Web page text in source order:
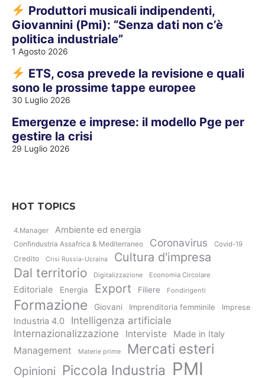
Produttori musicali indipendenti,
Giovannini (Pmi): “Senza dati non c’è
politica industriale”
1 Agosto 2026
ETS, cosa prevede la revisione e quali
sono le prossime tappe europee
30 Luglio 2026
Emergenze e imprese: il modello Pge per
gestire la crisi
29 Luglio 2026
HOT TOPICS
4.Manager Ambiente ed energia
Confindustria Assafrica & Mediterraneo Coronavirus Covid-19
Credito Crisi Russia-Ucraina Cultura d'impresa
Dal territorio Digitalizzazione Economia Circolare
Editoriale Energia Export Filiere Fondirigenti
Formazione Giovani Imprenditoria femminile Imprese
Industria 4.0
Intelligenza artificiale
Internazionalizzazione
Interviste Made in Italy
Management Materie prime Mercati esteri
Opinioni Piccola Industria PMI